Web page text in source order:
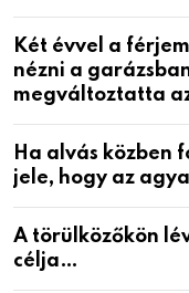
Két évvel a
nézni a
megváltoztatta
Ha alvás közben
jele, hogy az
A törülközőkön
célja…